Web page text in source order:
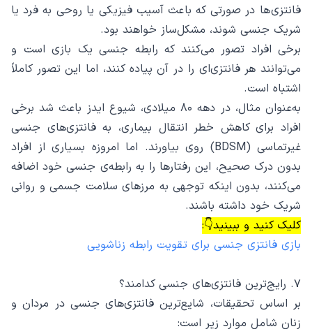
فانتزی‌ها در صورتی که باعث آسیب فیزیکی یا روحی به فرد یا
شریک جنسی شوند، مشکل‌ساز خواهند بود.
برخی افراد تصور می‌کنند که رابطه جنسی یک بازی است و
می‌توانند هر فانتزی‌ای را در آن پیاده کنند، اما این تصور کاملاً
اشتباه است.
به‌عنوان مثال، در دهه ۸۰ میلادی، شیوع ایدز باعث شد برخی
افراد برای کاهش خطر انتقال بیماری، به فانتزی‌های جنسی
غیرتماسی (BDSM) روی بیاورند. اما امروزه بسیاری از افراد
بدون درک صحیح، این رفتارها را به رابطه‌ی جنسی خود اضافه
می‌کنند، بدون اینکه توجهی به مرزهای سلامت جسمی و روانی
شریک خود داشته باشند.
کلیک کنید و ببینید👇:
بازی فانتزی جنسی برای تقویت رابطه زناشویی
۷. رایج‌ترین فانتزی‌های جنسی کدامند؟
بر اساس تحقیقات، شایع‌ترین فانتزی‌های جنسی در مردان و
زنان شامل موارد زیر است: